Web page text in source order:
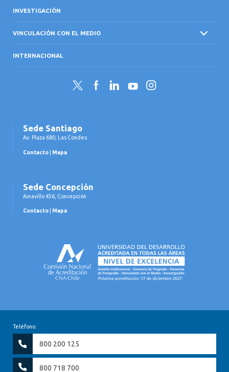
INVESTIGACIÓN
VINCULACIÓN CON EL MEDIO
INTERNACIONAL
Twitter FacebookLinkedInYouTubeInstagram
Sede Santiago
Av. Plaza 680, Las Condes
Contacto Mapa
Sede Concepción
Ainavillo 456, Concepción
Contacto Mapa
Teléfono:
800 200 125
800 718 700